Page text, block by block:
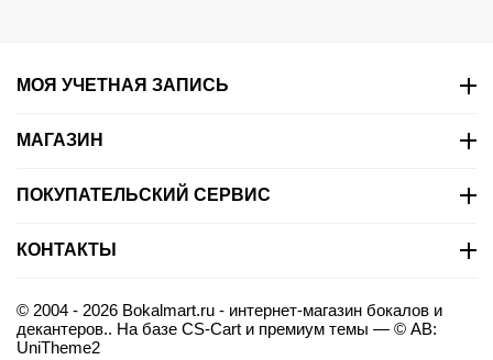
МОЯ УЧЕТНАЯ ЗАПИСЬ
МАГАЗИН
ПОКУПАТЕЛЬСКИЙ СЕРВИС
КОНТАКТЫ
© 2004 - 2026 Bokalmart.ru - интернет-магазин бокалов и
декантеров.. На базе CS-Cart и премиум темы — © AB:
UniTheme2